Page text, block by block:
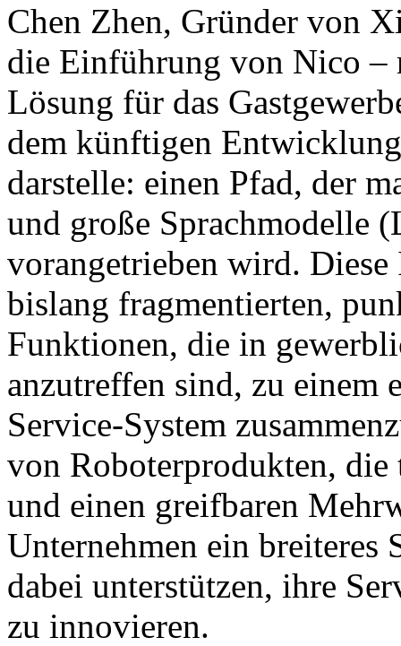
Chen Zhen, Gründer von
die Einführung von Nico –
Lösung für das
dem künftigen
darstelle: einen Pfad, der
und große Sprachmodelle
vorangetrieben wird.
bislang fragmentierten,
Funktionen, die in
anzutreffen sind, zu einem
Service-System
von Roboterprodukten,
und einen greifbaren
Unternehmen ein breiteres
dabei unterstützen, ihre
zu innovieren.